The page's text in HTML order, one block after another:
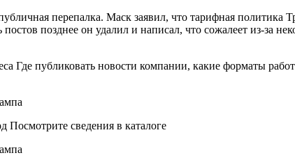
перепалка. Маск заявил, что тарифная политика
позднее он удалил и написал, что сожалеет из-за
Где публиковать новости компании, какие форматы
сведения в каталоге